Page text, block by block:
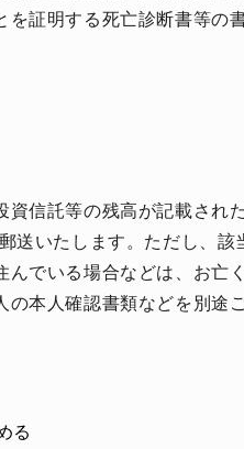
証明する死亡診断書等の
信託等の残高が記載され
送いたします。ただし、該
でいる場合などは、お亡
本人確認書類などを別途
る